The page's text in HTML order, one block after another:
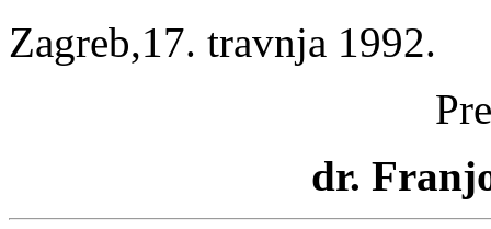
Zagreb,17. travnja 1992.
dr.